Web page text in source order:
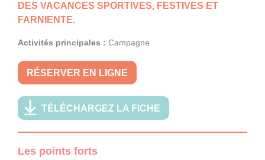
DES VACANCES SPORTIVES, FESTIVES ET
FARNIENTE.
Activités principales : Campagne
RÉSERVER EN LIGNE
TÉLÉCHARGEZ LA FICHE
Les points forts